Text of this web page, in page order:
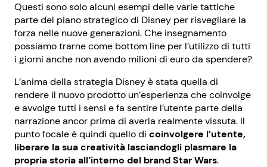
Questi sono solo alcuni esempi delle varie tattiche
parte del piano strategico di Disney per risvegliare la
forza nelle nuove generazioni. Che insegnamento
possiamo trarne come bottom line per l’utilizzo di tutti
i giorni anche non avendo milioni di euro da spendere?
L’anima della strategia Disney è stata quella di
rendere il nuovo prodotto un’esperienza che coinvolge
e avvolge tutti i sensi e fa sentire l’utente parte della
narrazione ancor prima di averla realmente vissuta. Il
punto focale è quindi quello di coinvolgere l’utente,
liberare la sua creatività lasciandogli plasmare la
propria storia all’interno del brand Star Wars.